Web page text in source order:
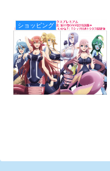
ショッピング